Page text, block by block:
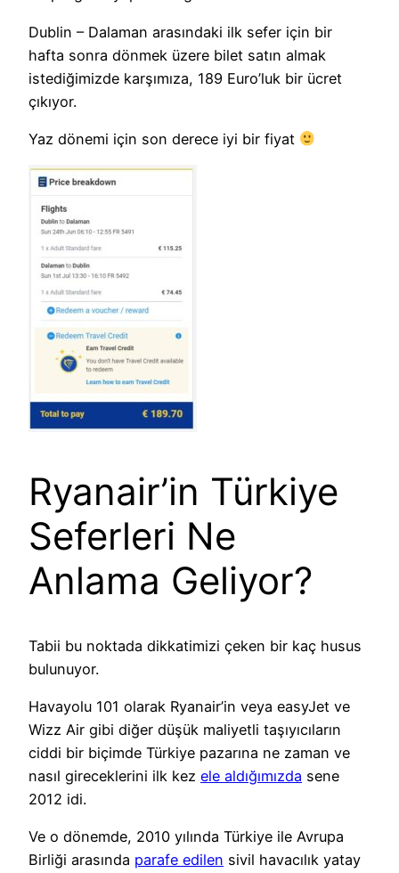
Dublin – Dalaman arasındaki ilk sefer için bir
hafta sonra dönmek üzere bilet satın almak
istediğimizde karşımıza, 189 Euro’luk bir ücret
çıkıyor.
Yaz dönemi için son derece iyi bir fiyat
Ryanair’in Türkiye
Seferleri Ne
Anlama Geliyor?
Tabii bu noktada dikkatimizi çeken bir kaç husus
bulunuyor.
Havayolu 101 olarak Ryanair’in veya easyJet ve
Wizz Air gibi diğer düşük maliyetli taşıyıcıların
ciddi bir biçimde Türkiye pazarına ne zaman ve
nasıl gireceklerini ilk kez ele aldığımızda sene
2012 idi.
Ve o dönemde, 2010 yılında Türkiye ile Avrupa
Birliği arasında parafe edilen sivil havacılık yatay